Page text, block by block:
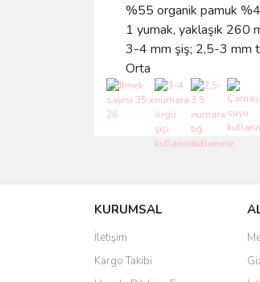
%55 organik pamuk
1 yumak, yaklaşık 260
3-4 mm şiş; 2,5-3 mm
Orta
Ürün resmi kalitesiz,
Ürün açıklamasında
Ürün bilgilerinde hatalar
Ürün fiyatı diğer sitelerden
KURUMSAL
İletişim
Kargo Takibi